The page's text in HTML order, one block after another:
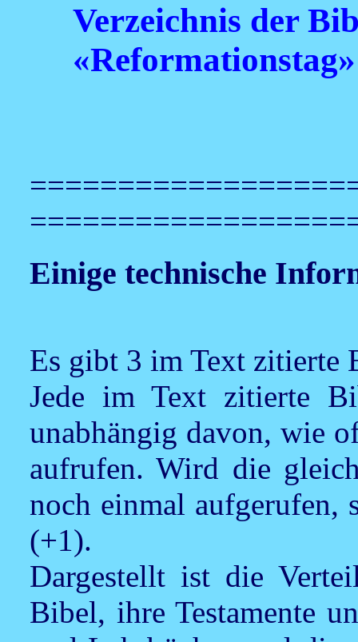
Verzeichnis der
«Reformationstag»
Einige technische
Es gibt 3 im Text zitierte
Jede im Text zitierte
unabhängig davon, wie
aufrufen. Wird die
noch einmal aufgerufen,
(+1).
Dargestellt ist die
Bibel, ihre Testamente